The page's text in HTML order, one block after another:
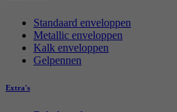
Standaard enveloppen
Metallic enveloppen
Kalk enveloppen
Gelpennen
Extra's